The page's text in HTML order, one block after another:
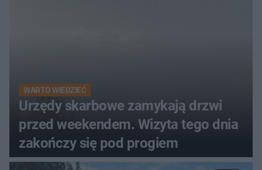
WARTO WIEDZIEĆ
Urzędy skarbowe zamykają drzwi
przed weekendem. Wizyta tego dnia
zakończy się pod progiem